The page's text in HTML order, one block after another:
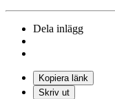
Dela inlägg
Kopiera länk
Skriv ut